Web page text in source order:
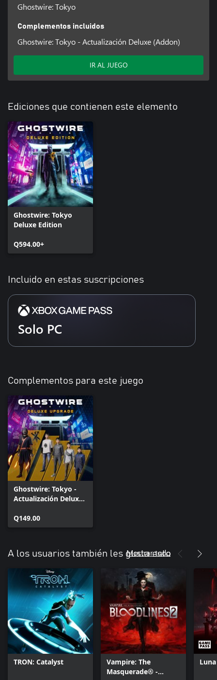
Ghostwire: Tokyo
Complementos incluidos
Ghostwire: Tokyo - Actualización Deluxe (Addon)
IR AL JUEGO
Ediciones que contienen este elemento
Ghostwire: Tokyo
Deluxe Edition
Q594.00+
Incluido en estas suscripciones
Solo PC
Complementos para este juego
Ghostwire: Tokyo -
Actualización Deluxe
Q149.00
A los usuarios también les gusta esto
Mostrar todo
TRON: Catalyst
Vampire: The
Masquerade® -